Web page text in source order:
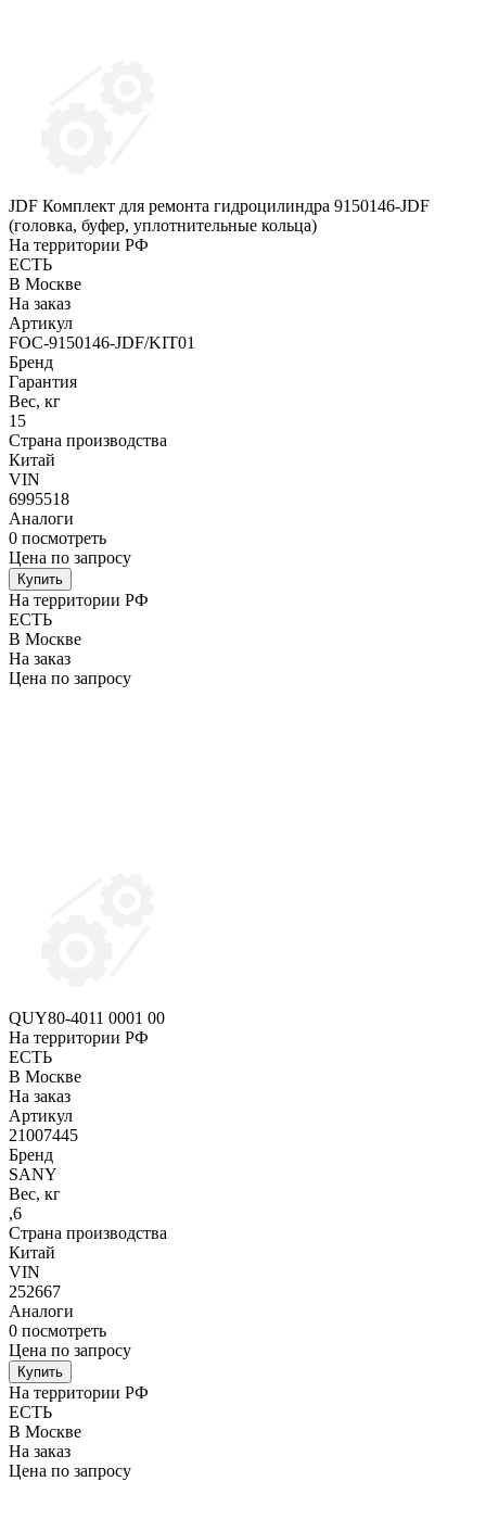
JDF Комплект для ремонта гидроцилиндра 9150146-JDF
(головка, буфер, уплотнительные кольца)
На территории РФ
ЕСТЬ
В Москве
На заказ
Артикул
FOC-9150146-JDF/KIT01
Бренд
Гарантия
Вес, кг
15
Страна производства
Китай
VIN
6995518
Аналоги
0 посмотреть
Цена по запросу
Купить
На территории РФ
ЕСТЬ
В Москве
На заказ
Цена по запросу
QUY80-4011 0001 00
На территории РФ
ЕСТЬ
В Москве
На заказ
Артикул
21007445
Бренд
SANY
Вес, кг
,6
Страна производства
Китай
VIN
252667
Аналоги
0 посмотреть
Цена по запросу
Купить
На территории РФ
ЕСТЬ
В Москве
На заказ
Цена по запросу